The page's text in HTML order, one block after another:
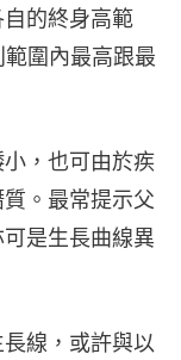
的終身高範
圍內最高跟最
，也可由於疾
。最常提示父
是生長曲線異
線，或許與以